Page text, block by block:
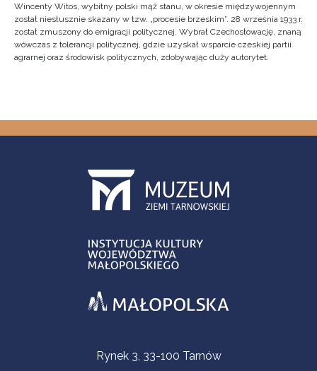
Wincenty Witos, wybitny polski mąż stanu, w okresie międzywojennym
został niesłusznie skazany w tzw. „procesie brzeskim”. 28 września 1933 r.
został zmuszony do emigracji politycznej. Wybrał Czechosłowację, znaną
wówczas z tolerancji politycznej, gdzie uzyskał wsparcie czeskiej partii
agrarnej oraz środowisk politycznych, zdobywając duży autorytet.
Informacje kontaktoweRynek 3, 33-100 Tarnów